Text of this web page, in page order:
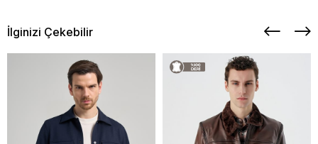
İlginizi Çekebilir